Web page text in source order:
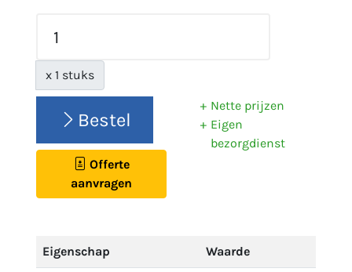
x 1 stuks
Bestel
Offerte
aanvragen
Nette prijzen
Eigen
bezorgdienst
Eigenschap Waarde